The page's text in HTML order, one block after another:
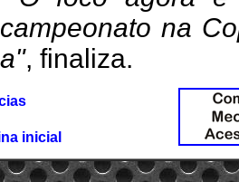
na
, finaliza.
inicial